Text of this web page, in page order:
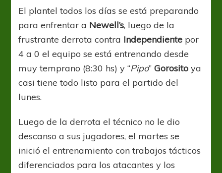
El plantel todos los días se está preparando
para enfrentar a Newell’s, luego de la
frustrante derrota contra Independiente por
4 a 0 el equipo se está entrenando desde
muy temprano (8:30 hs) y “Pipo”Gorosito ya
casi tiene todo listo para el partido del
lunes.
Luego de la derrota el técnico no le dio
descanso a sus jugadores, el martes se
inició el entrenamiento con trabajos tácticos
diferenciados para los atacantes y los